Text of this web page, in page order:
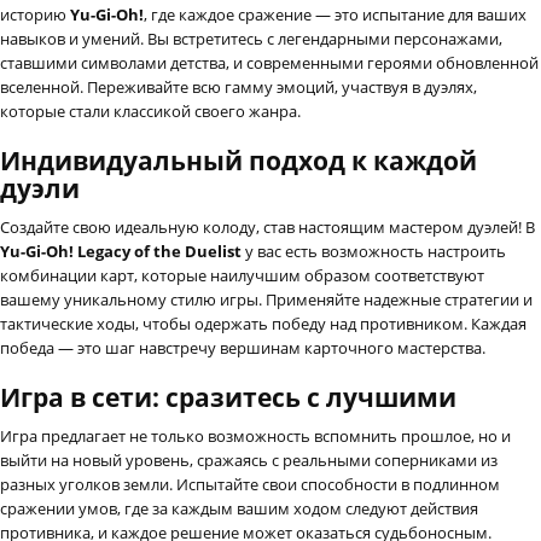
историю Yu-Gi-Oh!, где каждое сражение — это испытание для ваших
навыков и умений. Вы встретитесь с легендарными персонажами,
ставшими символами детства, и современными героями обновленной
вселенной. Переживайте всю гамму эмоций, участвуя в дуэлях,
которые стали классикой своего жанра.
Индивидуальный подход к каждой
дуэли
Создайте свою идеальную колоду, став настоящим мастером дуэлей! В
Yu-Gi-Oh! Legacy of the Duelistу вас есть возможность настроить
комбинации карт, которые наилучшим образом соответствуют
вашему уникальному стилю игры. Применяйте надежные стратегии и
тактические ходы, чтобы одержать победу над противником. Каждая
победа — это шаг навстречу вершинам карточного мастерства.
Игра в сети: сразитесь с лучшими
Игра предлагает не только возможность вспомнить прошлое, но и
выйти на новый уровень, сражаясь с реальными соперниками из
разных уголков земли. Испытайте свои способности в подлинном
сражении умов, где за каждым вашим ходом следуют действия
противника, и каждое решение может оказаться судьбоносным.